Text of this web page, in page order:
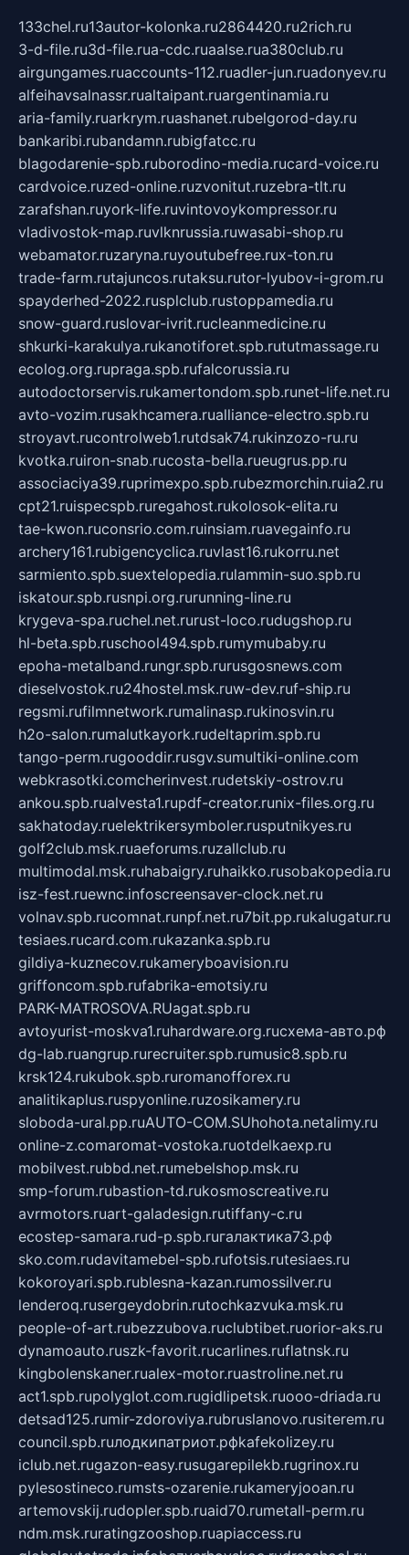
133chel.ru13autor-kolonka.ru2864420.ru2rich.ru
3-d-file.ru3d-file.rua-cdc.ruaalse.rua380club.ru
airgungames.ruaccounts-112.ruadler-jun.ruadonyev.ru
alfeihavsalnassr.rualtaipant.ruargentinamia.ru
aria-family.ruarkrym.ruashanet.rubelgorod-day.ru
bankaribi.rubandamn.rubigfatcc.ru
blagodarenie-spb.ruborodino-media.rucard-voice.ru
cardvoice.ruzed-online.ruzvonitut.ruzebra-tlt.ru
zarafshan.ruyork-life.ruvintovoykompressor.ru
vladivostok-map.ruvlknrussia.ruwasabi-shop.ru
webamator.ruzaryna.ruyoutubefree.rux-ton.ru
trade-farm.rutajuncos.rutaksu.rutor-lyubov-i-grom.ru
spayderhed-2022.rusplclub.rustoppamedia.ru
snow-guard.ruslovar-ivrit.rucleanmedicine.ru
shkurki-karakulya.rukanotiforet.spb.rututmassage.ru
ecolog.org.rupraga.spb.rufalcorussia.ru
autodoctorservis.rukamertondom.spb.runet-life.net.ru
avto-vozim.rusakhcamera.rualliance-electro.spb.ru
stroyavt.rucontrolweb1.rutdsak74.rukinzozo-ru.ru
kvotka.ruiron-snab.rucosta-bella.rueugrus.pp.ru
associaciya39.ruprimexpo.spb.rubezmorchin.ruia2.ru
cpt21.ruispecspb.ruregahost.rukolosok-elita.ru
tae-kwon.ruconsrio.com.ruinsiam.ruavegainfo.ru
archery161.rubigencyclica.ruvlast16.rukorru.net
sarmiento.spb.suextelopedia.rulammin-suo.spb.ru
iskatour.spb.rusnpi.org.rurunning-line.ru
krygeva-spa.ruchel.net.rurust-loco.rudugshop.ru
hl-beta.spb.ruschool494.spb.rumymubaby.ru
epoha-metalband.rungr.spb.rurusgosnews.com
dieselvostok.ru24hostel.msk.ruw-dev.ruf-ship.ru
regsmi.rufilmnetwork.rumalinasp.rukinosvin.ru
h2o-salon.rumalutkayork.rudeltaprim.spb.ru
tango-perm.rugooddir.rusgv.sumultiki-online.com
webkrasotki.comcherinvest.rudetskiy-ostrov.ru
ankou.spb.rualvesta1.rupdf-creator.runix-files.org.ru
sakhatoday.ruelektrikersymboler.rusputnikyes.ru
golf2club.msk.ruaeforums.ruzallclub.ru
multimodal.msk.ruhabaigry.ruhaikko.rusobakopedia.ru
isz-fest.ruewnc.infoscreensaver-clock.net.ru
volnav.spb.rucomnat.runpf.net.ru7bit.pp.rukalugatur.ru
tesiaes.rucard.com.rukazanka.spb.ru
gildiya-kuznecov.rukameryboavision.ru
griffoncom.spb.rufabrika-emotsiy.ru
PARK-MATROSOVA.RUagat.spb.ru
avtoyurist-moskva1.ruhardware.org.ruсхема-авто.рф
dg-lab.ruangrup.rurecruiter.spb.rumusic8.spb.ru
krsk124.rukubok.spb.ruromanofforex.ru
analitikaplus.ruspyonline.ruzosikamery.ru
sloboda-ural.pp.ruAUTO-COM.SUhohota.netalimy.ru
online-z.comaromat-vostoka.ruotdelkaexp.ru
mobilvest.rubbd.net.rumebelshop.msk.ru
smp-forum.rubastion-td.rukosmoscreative.ru
avrmotors.ruart-galadesign.rutiffany-c.ru
ecostep-samara.rud-p.spb.ruгалактика73.рф
sko.com.rudavitamebel-spb.rufotsis.rutesiaes.ru
kokoroyari.spb.rublesna-kazan.rumossilver.ru
lenderoq.rusergeydobrin.rutochkazvuka.msk.ru
people-of-art.rubezzubova.ruclubtibet.ruorior-aks.ru
dynamoauto.ruszk-favorit.rucarlines.ruflatnsk.ru
kingbolenskaner.rualex-motor.ruastroline.net.ru
act1.spb.rupolyglot.com.rugidlipetsk.ruooo-driada.ru
detsad125.rumir-zdoroviya.rubruslanovo.rusiterem.ru
council.spb.ruлодкипатриот.рфkafekolizey.ru
iclub.net.rugazon-easy.rusugarepilekb.rugrinox.ru
pylesostineco.rumsts-ozarenie.rukameryjooan.ru
artemovskij.rudopler.spb.ruaid70.rumetall-perm.ru
ndm.msk.ruratingzooshop.ruapiaccess.ru